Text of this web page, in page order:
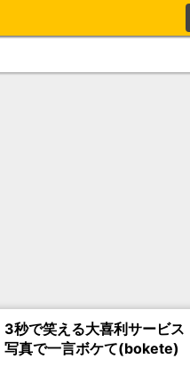
3秒で笑える大喜利サービス
写真で一言ボケて(bokete)